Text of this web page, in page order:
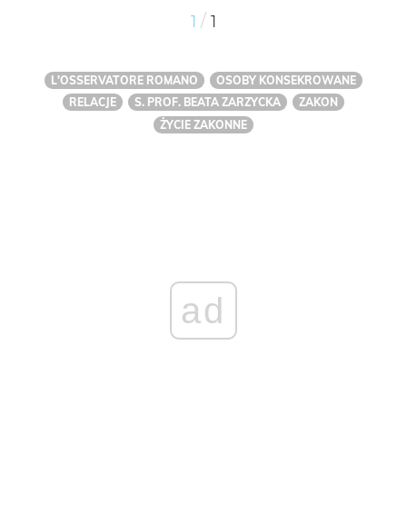
1 / 1
L'OSSERVATORE ROMANO
OSOBY KONSEKROWANE
RELACJE
S. PROF. BEATA ZARZYCKA
ZAKON
ŻYCIE ZAKONNE
ad